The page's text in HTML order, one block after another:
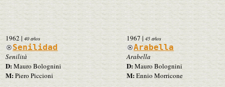
1962| 40 años
Senilidad
Senilità
D:Mauro Bolognini
M:Piero Piccioni
1967|45 años
Arabella
Arabella
D:Mauro Bolognini
M:Ennio Morricone